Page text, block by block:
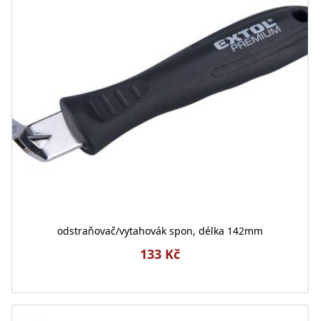
odstraňovač/vytahovák spon, délka 142mm
133 Kč